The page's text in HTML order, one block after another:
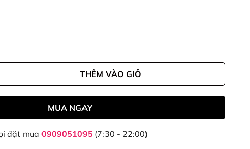
THÊM VÀO GIỎ
MUA NGAY
đặt mua 0909051095 (7:30 - 22:00)